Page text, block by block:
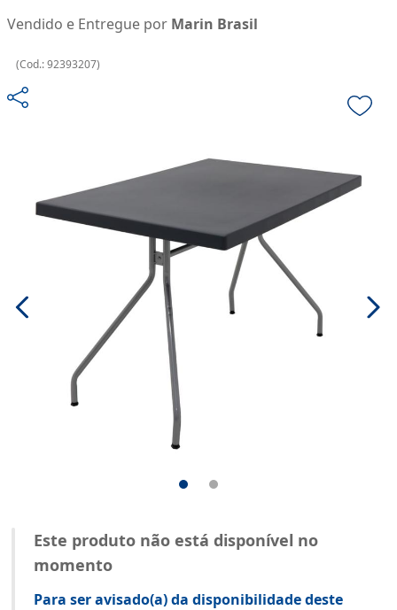
Vendido e Entregue por Marin Brasil
(Cod.:92393207)
Este produto não está disponível no
momento
Para ser avisado(a) da disponibilidade deste